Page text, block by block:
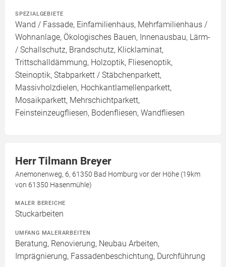
SPEZIALGEBIETE
Wand / Fassade, Einfamilienhaus, Mehrfamilienhaus /
Wohnanlage, Ökologisches Bauen, Innenausbau, Lärm-
/ Schallschutz, Brandschutz, Klicklaminat,
Trittschalldämmung, Holzoptik, Fliesenoptik,
Steinoptik, Stabparkett / Stäbchenparkett,
Massivholzdielen, Hochkantlamellenparkett,
Mosaikparkett, Mehrschichtparkett,
Feinsteinzeugfliesen, Bodenfliesen, Wandfliesen
Herr Tilmann Breyer
Anemonenweg, 6, 61350 Bad Homburg vor der Höhe (19km
von 61350 Hasenmühle)
MALER BEREICHE
Stuckarbeiten
UMFANG MALERARBEITEN
Beratung, Renovierung, Neubau Arbeiten,
Imprägnierung, Fassadenbeschichtung, Durchführung